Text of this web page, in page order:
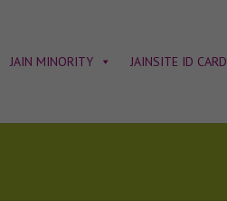
JAIN MINORITY JAINSITE ID CARD